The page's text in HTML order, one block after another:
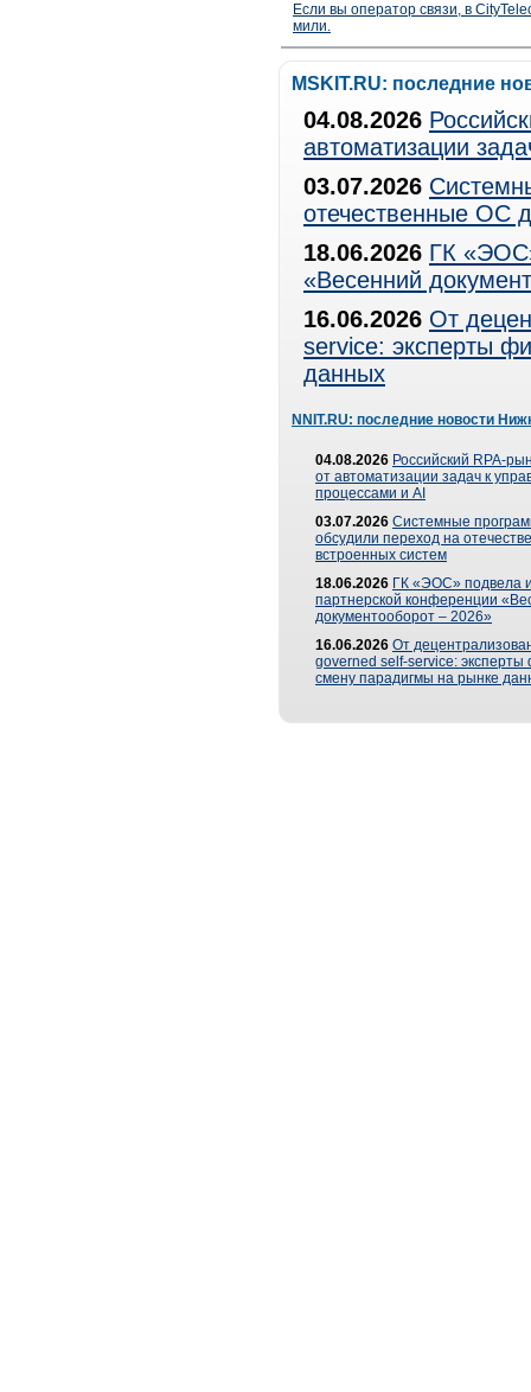
Если вы оператор связи, в
мили.
MSKIT.RU: последние
04.08.2026
автоматизации
03.07.2026
отечественные ОС
18.06.2026 ГК
«Весенний
16.06.2026 От
service: эксперты
данных
NNIT.RU: последние новости
04.08.2026 Российский RPA-
от автоматизации задач к
процессами и AI
03.07.2026 Системные
обсудили переход на
встроенных систем
18.06.2026 ГК «ЭОС» подвела
партнерской конференции
документооборот – 2026»
16.06.2026 От
governed self-service: эксперты
смену парадигмы на рынке